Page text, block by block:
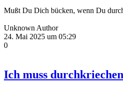
Mußt Du Dich bücken, wenn Du
Unknown Author
24. Mai 2025 um 05:29
0
Ich muss